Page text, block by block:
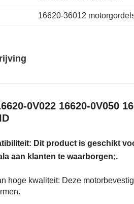
16620-36012
0V022 16620-0V050
Dit product is geschikt
aan klanten te waarborgen;.
hoge kwaliteit: Deze